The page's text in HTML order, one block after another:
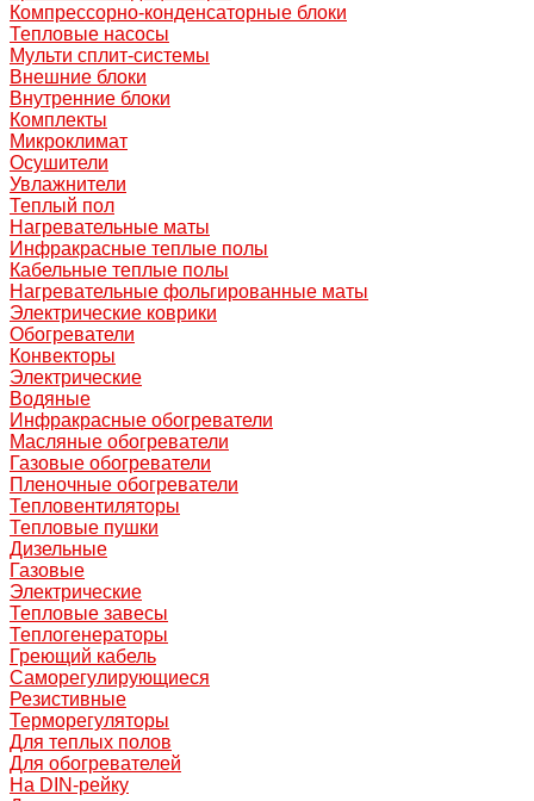
Компрессорно-конденсаторные блоки
Тепловые насосы
Мульти сплит-системы
Внешние блоки
Внутренние блоки
Комплекты
Микроклимат
Осушители
Увлажнители
Теплый пол
Нагревательные маты
Инфракрасные теплые полы
Кабельные теплые полы
Нагревательные фольгированные маты
Электрические коврики
Обогреватели
Конвекторы
Электрические
Водяные
Инфракрасные обогреватели
Масляные обогреватели
Газовые обогреватели
Пленочные обогреватели
Тепловентиляторы
Тепловые пушки
Дизельные
Газовые
Электрические
Тепловые завесы
Теплогенераторы
Греющий кабель
Саморегулирующиеся
Резистивные
Терморегуляторы
Для теплых полов
Для обогревателей
На DIN-рейку